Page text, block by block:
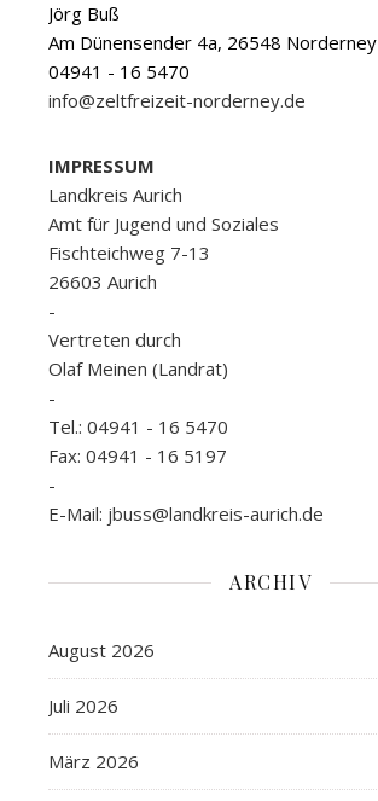
Jörg Buß
Am Dünensender 4a, 26548 Norderney
04941 - 16 5470
info@zeltfreizeit-norderney.de
IMPRESSUM
Landkreis Aurich
Amt für Jugend und Soziales
Fischteichweg 7-13
26603 Aurich
-
Vertreten durch
Olaf Meinen (Landrat)
-
Tel.: 04941 - 16 5470
Fax: 04941 - 16 5197
-
E-Mail: jbuss@landkreis-aurich.de
ARCHIV
August 2026
Juli 2026
März 2026